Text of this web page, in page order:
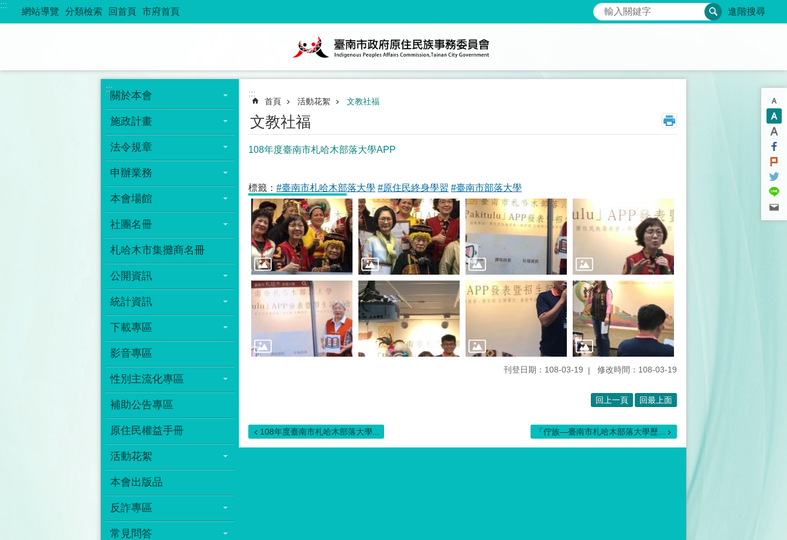
跳到主要內容區塊
:::
網站導覽 分類檢索 回首頁 市府首頁 搜尋 進階搜尋
:::
關於本會
施政計畫
法令規章
申辦業務
本會場館
社團名冊
札哈木市集攤商名冊
公開資訊
統計資訊
下載專區
影音專區
性別主流化專區
補助公告專區
原住民權益手冊
活動花絮
本會出版品
反詐專區
常見問答
:::
首頁 活動花絮 文教社福
文教社福
108年度臺南市札哈木部落大學APP
標籤： #臺南市札哈木部落大學 #原住民終身學習 #臺南市部落大學
刊登日期：108-03-19 修改時間：108-03-19
回上一頁 回最上面
108年度臺南市札哈木部落大學... 「佇族—臺南市札哈木部落大學歷...